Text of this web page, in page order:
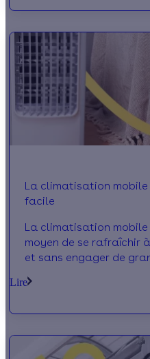
façons différentes.
en apprendrez
La climatisation mobile
facile
La climatisation
moyen de se rafraîchir
et sans engager de
plus ad
Lire